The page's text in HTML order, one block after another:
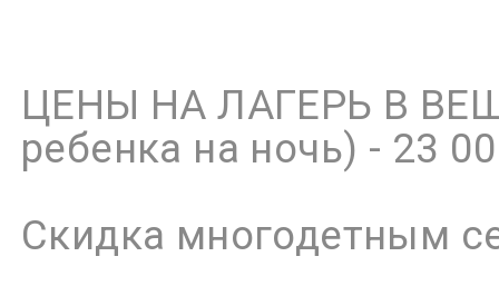
ЦЕНЫ НА ЛАГЕРЬ В
ребенка на ночь) - 23
Скидка многодетным